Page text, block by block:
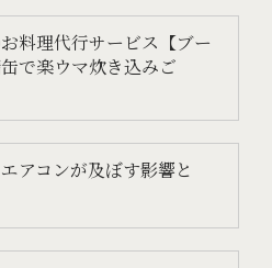
料理代行サービス【ブー
で楽ウマ炊き込みご
アコンが及ぼす影響と